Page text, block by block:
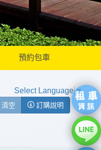
預約包車
Select Language▼
清空 訂購說明